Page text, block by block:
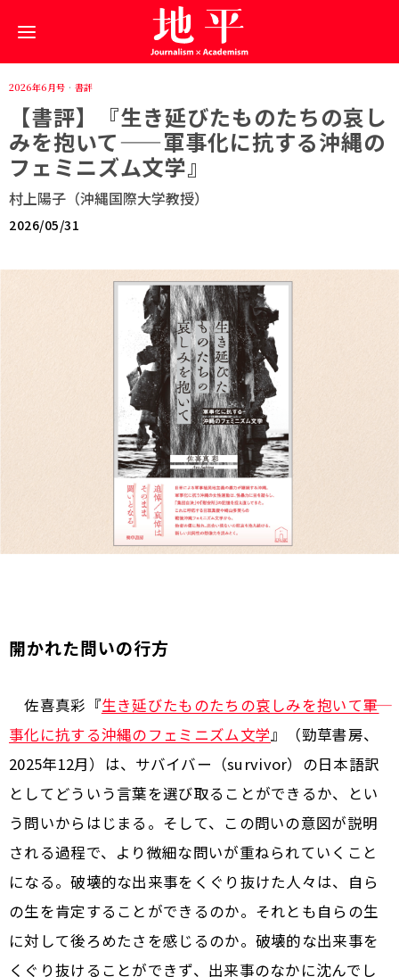
2026年6月号 · 書評
【書評】『生き延びたものたちの哀し
みを抱いて——軍事化に抗する沖縄の
フェミニズム文学』
村上陽子（沖縄国際大学教授）
2026/05/31
開かれた問いの行方
佐喜真彩『生き延びたものたちの哀しみを抱いて――軍
事化に抗する沖縄のフェミニズム文学』（勁草書房、
2025年12月）は、サバイバー（survivor）の日本語訳
としてどういう言葉を選び取ることができるか、とい
う問いからはじまる。そして、この問いの意図が説明
される過程で、より微細な問いが重ねられていくこと
になる。破壊的な出来事をくぐり抜けた人々は、自ら
の生を肯定することができるのか。それとも自らの生
に対して後ろめたさを感じるのか。破壊的な出来事を
くぐり抜けることができず、出来事のなかに沈んでし